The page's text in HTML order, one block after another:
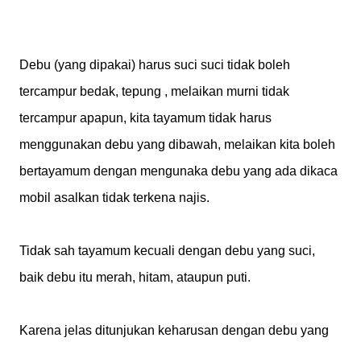
Debu (yang dipakai) harus suci suci tidak boleh
tercampur bedak, tepung , melaikan murni tidak
tercampur apapun, kita tayamum tidak harus
menggunakan debu yang dibawah, melaikan kita boleh
bertayamum dengan mengunaka debu yang ada dikaca
mobil asalkan tidak terkena najis.
Tidak sah tayamum kecuali dengan debu yang suci,
baik debu itu merah, hitam, ataupun puti.
Karena jelas ditunjukan keharusan dengan debu yang